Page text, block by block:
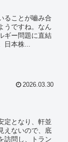
ることが嚙み合
うですね。なん
ギー問題に直結
本株...
2026.03.30
定となり、軒並
えないので、底
訪問し、トラン